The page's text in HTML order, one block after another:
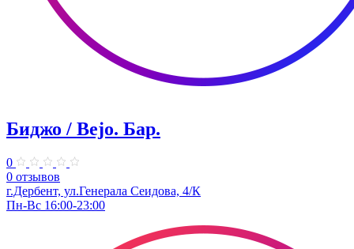
Биджо / Bejo. ​Бар.
0
0 отзывов
г.Дербент, ​ул.Генерала Сеидова, 4/К
Пн-Вс 16:00-23:00